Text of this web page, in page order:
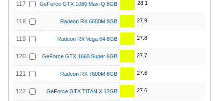
117 GeForce GTX 1080 Max-Q 8GB 28.1
118 Radeon RX 6650M 8GB 27.9
119 Radeon RX Vega 64 8GB 27.8
120 GeForce GTX 1660 Super 6GB 27.7
121 Radeon RX 7600M 8GB 27.6
122 GeForce GTX TITAN X 12GB 27.6